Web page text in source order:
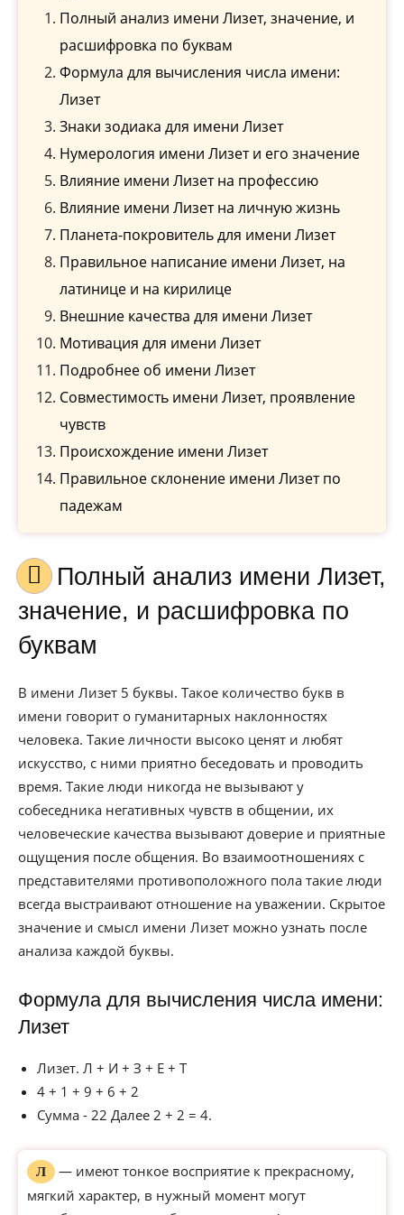
Полный анализ имени Лизет, значение, и
расшифровка по буквам
Формула для вычисления числа имени:
Лизет
Знаки зодиака для имени Лизет
Нумерология имени Лизет и его значение
Влияние имени Лизет на профессию
Влияние имени Лизет на личную жизнь
Планета-покровитель для имени Лизет
Правильное написание имени Лизет, на
латинице и на кирилице
Внешние качества для имени Лизет
Мотивация для имени Лизет
Подробнее об имени Лизет
Совместимость имени Лизет, проявление
чувств
Происхождение имени Лизет
Правильное склонение имени Лизет по
падежам
Полный анализ имени Лизет,
значение, и расшифровка по
буквам
В имени Лизет 5 буквы. Такое количество букв в
имени говорит о гуманитарных наклонностях
человека. Такие личности высоко ценят и любят
искусство, с ними приятно беседовать и проводить
время. Такие люди никогда не вызывают у
собеседника негативных чувств в общении, их
человеческие качества вызывают доверие и приятные
ощущения после общения. Во взаимоотношениях с
представителями противоположного пола такие люди
всегда выстраивают отношение на уважении. Скрытое
значение и смысл имени Лизет можно узнать после
анализа каждой буквы.
Формула для вычисления числа имени:
Лизет
Лизет. Л + И + З + Е + Т
4 + 1 + 9 + 6 + 2
Сумма - 22 Далее 2 + 2 = 4.
Л
— имеют тонкое восприятие к прекрасному,
мягкий характер, в нужный момент могут